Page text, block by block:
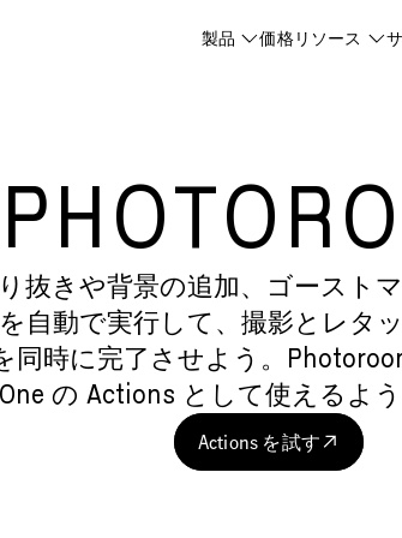
製品 価格リソース
抜きや背景の追加、ゴースト
自動で実行して、撮影とレタ
同時に完了させよう。
One の Actions として使えるよう
Actions を試す